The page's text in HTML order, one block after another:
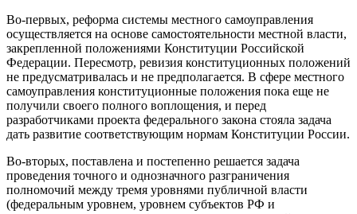
Во-первых, реформа системы местного самоуправления
осуществляется на основе самостоятельности местной власти,
закрепленной положениями Конституции Российской
Федерации. Пересмотр, ревизия конституционных положений
не предусматривалась и не предполагается. В сфере местного
самоуправления конституционные положения пока еще не
получили своего полного воплощения, и перед
разработчиками проекта федерального закона стояла задача
дать развитие соответствующим нормам Конституции России.
Во-вторых, поставлена и постепенно решается задача
проведения точного и однозначного разграничения
полномочий между тремя уровнями публичной власти
(федеральным уровнем, уровнем субъектов РФ и